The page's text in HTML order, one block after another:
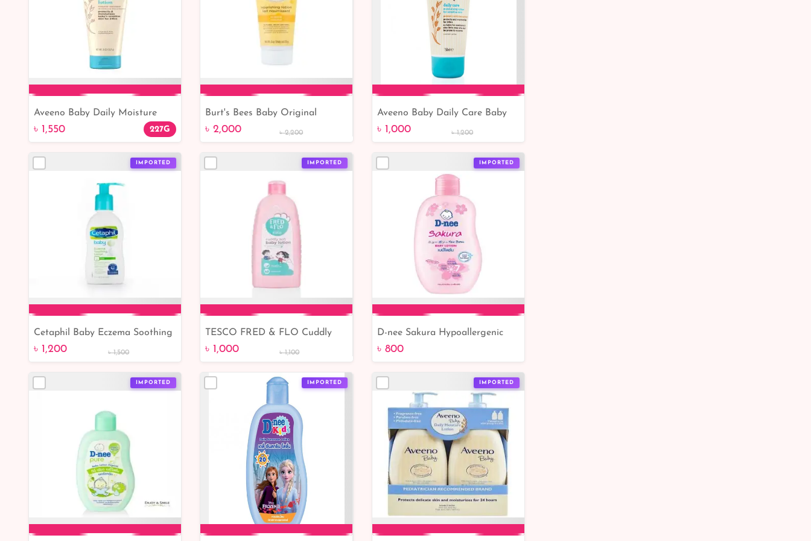
Add to Cart
Aveeno Baby Daily Moisture
Lotion with Natural Oatmeal
৳ 1,550 227G
Add to Cart
Burt's Bees Baby Original
Nourishing Lotion 170gm
৳ 2,000 ৳ 2,200
Add to Cart
Aveeno Baby Daily Care Baby
Moisturising Lotion 150ml
৳ 1,000 ৳ 1,200
IMPORTED
Add to Cart
Cetaphil Baby Eczema Soothing
Lotion with Colloidal Oatmeal
৳ 1,200 ৳ 1,500
IMPORTED
Add to Cart
TESCO FRED & FLO Cuddly
Soft Baby Lotion 500ml
৳ 1,000 ৳ 1,100
IMPORTED
Add to Cart
D-nee Sakura Hypoallergenic
Tested baby Lotion 200ml
৳ 800
IMPORTED IMPORTED IMPORTED